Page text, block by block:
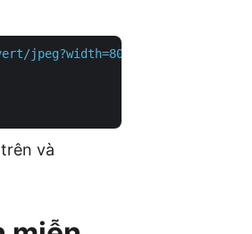
jpeg?width=800&height=800"
và